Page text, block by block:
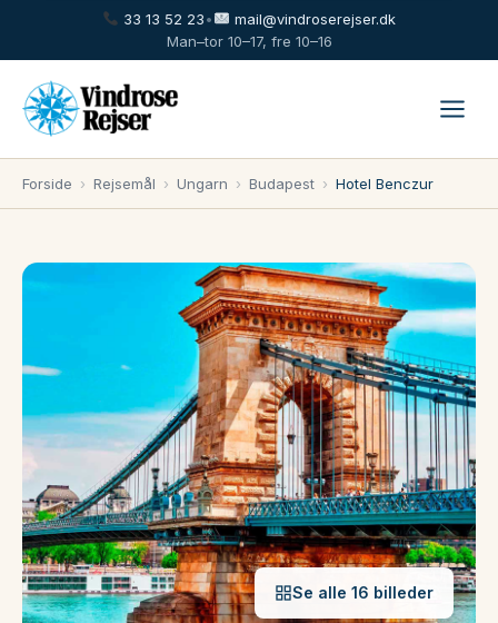
33 13 52 23•
mail@vindroserejser.dk
Man–tor 10–17, fre 10–16
Forside › Rejsemål › Ungarn › Budapest › Hotel Benczur
Se alle 16 billeder